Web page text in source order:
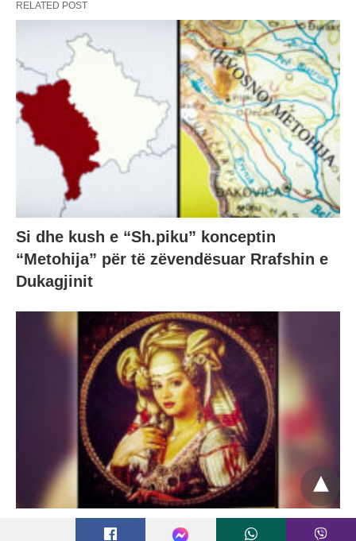
RELATED POST
Si dhe kush e “Sh.piku” konceptin
“Metohija” për të zëvendësuar Rrafshin e
Dukagjinit
Historί si e Helenës së Trojës/ Jerina